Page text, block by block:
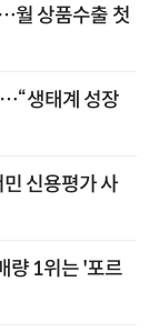
월 상품수출 첫
생태계 성장
신용평가 사
량 1위는 '포르